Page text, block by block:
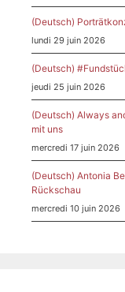
(Deutsch)
lundi 29 juin 2026
(Deutsch)
jeudi 25 juin 2026
(Deutsch) Always
mit uns
mercredi 17 juin 2026
(Deutsch) Antonia
Rückschau
mercredi 10 juin 2026